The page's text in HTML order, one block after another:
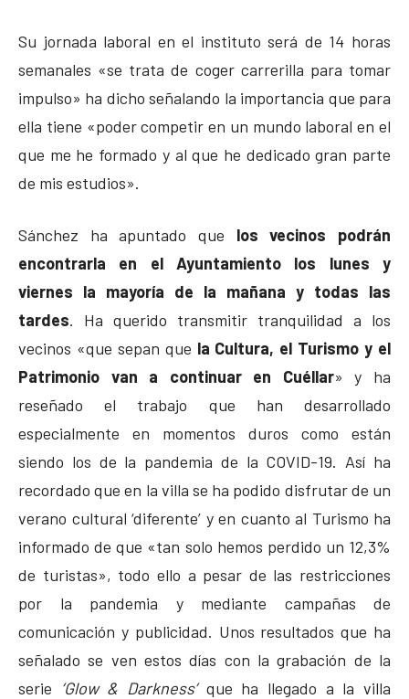
Su jornada laboral en el instituto será de 14 horas
semanales «se trata de coger carrerilla para tomar
impulso» ha dicho señalando la importancia que para
ella tiene «poder competir en un mundo laboral en el
que me he formado y al que he dedicado gran parte
de mis estudios».
Sánchez ha apuntado que los vecinos podrán
encontrarla en el Ayuntamiento los lunes y
viernes la mayoría de la mañana y todas las
tardes. Ha querido transmitir tranquilidad a los
vecinos «que sepan que la Cultura, el Turismo y el
Patrimonio van a continuar en Cuéllar» y ha
reseñado el trabajo que han desarrollado
especialmente en momentos duros como están
siendo los de la pandemia de la COVID-19. Así ha
recordado que en la villa se ha podido disfrutar de un
verano cultural ‘diferente’ y en cuanto al Turismo ha
informado de que «tan solo hemos perdido un 12,3%
de turistas», todo ello a pesar de las restricciones
por la pandemia y mediante campañas de
comunicación y publicidad. Unos resultados que ha
señalado se ven estos días con la grabación de la
serie ‘Glow & Darkness’que ha llegado a la villa